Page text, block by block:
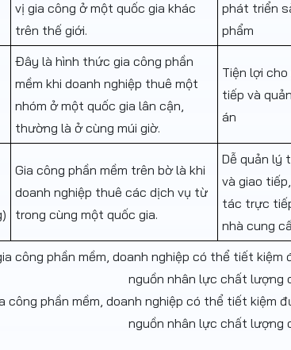
vị gia công ở một quốc gia khác
trên thế giới.
phát triển
phẩm
Đây là hình thức gia công phần
mềm khi doanh nghiệp thuê một
nhóm ở một quốc gia lân cận,
thường là ở cùng múi giờ.
Tiện lợi cho
tiếp và
án
Gia công phần mềm trên bờ là khi
doanh nghiệp thuê các dịch vụ từ
trong cùng một quốc gia.
Dễ quản lý
và giao
tác trực
nhà cung
công phần mềm, doanh nghiệp có thể tiết kiệm
nguồn nhân lực chất lượng